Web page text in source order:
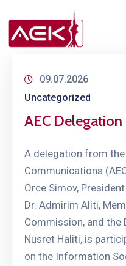
09.07.2026
Uncategorized
AEC
A delegation from
Communications
Orce Simov,
Dr. Admirim Aliti,
Commission, and the
Nusret Haliti, is
on the Information